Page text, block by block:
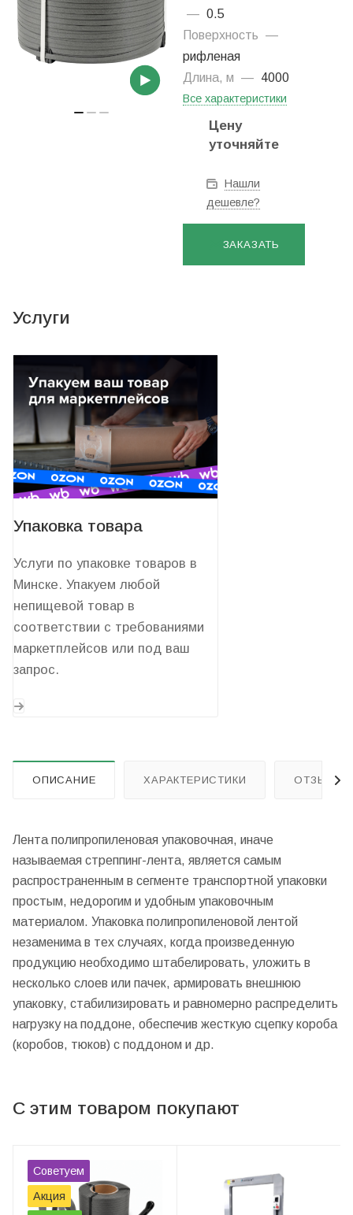
— 0.5
Поверхность
—
рифленая
Длина, м
— 4000
Все характеристики
Цену
уточняйте
Нашли
дешевле?
ЗАКАЗАТЬ
Услуги
Упаковка товара
Услуги по упаковке товаров в
Минске. Упакуем любой
непищевой товар в
соответствии с требованиями
маркетплейсов или под ваш
запрос.
ОПИСАНИЕ ХАРАКТЕРИСТИКИ ОТЗЫВЫ
Лента полипропиленовая упаковочная, иначе
называемая стреппинг-лента, является самым
распространенным в сегменте транспортной упаковки
простым, недорогим и удобным упаковочным
материалом. Упаковка полипропиленовой лентой
незаменима в тех случаях, когда произведенную
продукцию необходимо штабелировать, уложить в
несколько слоев или пачек, армировать внешнюю
упаковку, стабилизировать и равномерно распределить
нагрузку на поддоне, обеспечив жесткую сцепку короба
(коробов, тюков) с поддоном и др.
С этим товаром покупают
Советуем
Акция